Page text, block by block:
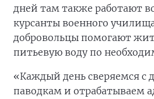
дней там также работают
курсанты военного
добровольцы помогают
питьевую воду по
«Каждый день сверяемся
паводкам и отрабатываем